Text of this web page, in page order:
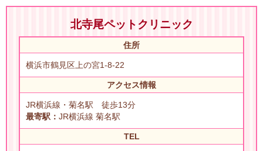
北寺尾ペットクリニック
住所
横浜市鶴見区上の宮1-8-22
アクセス情報
JR横浜線・菊名駅 徒歩13分
最寄駅： JR横浜線 菊名駅
TEL